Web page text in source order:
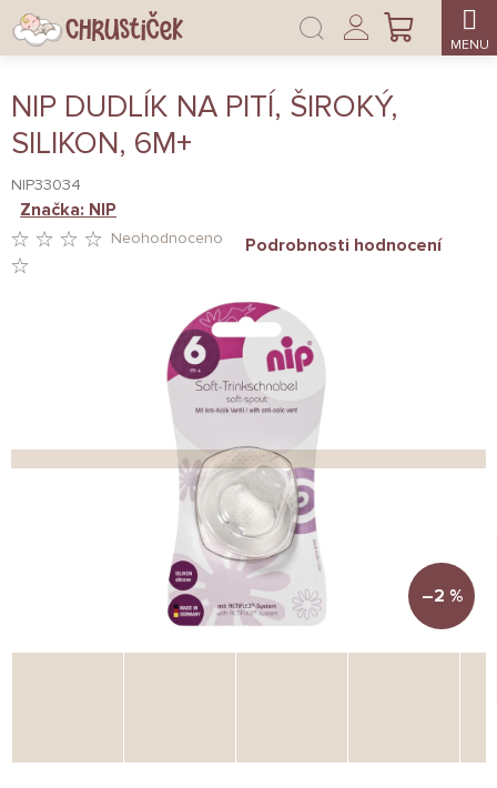
Přejít
na
obsah
NÁKUPNÍ
Přihlášení
NIP DUDLÍK NA PITÍ, ŠIROKÝ,
SILIKON, 6M+
NIP33034
HVĚZDIČEK.
Neohodnoceno Podrobnosti hodnocení
Značka: NIP
–2 %